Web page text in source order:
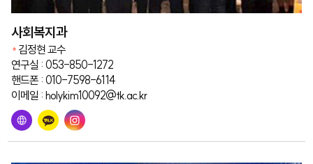
사회복지과
김정현 교수
연구실 : 053-850-1272
핸드폰 : 010-7598-6114
이메일 : holykim10092@tk.ac.kr